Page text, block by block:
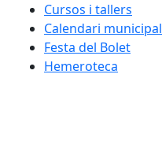
Cursos i tallers
Calendari municipal
Festa del Bolet
Hemeroteca